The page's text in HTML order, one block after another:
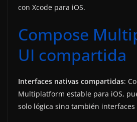
con Xcode para iOS.
Compose
UI compartida
Interfaces nativas compartidas:
Multiplatform estable para iOS,
solo lógica sino también